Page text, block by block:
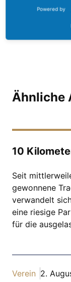
Ähnliche
10
Seit
gewonnene
verwandelt
eine riesige
für die
Verein 2.
Powered by